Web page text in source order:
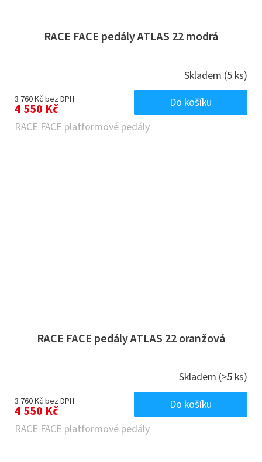
RACE FACE pedály ATLAS 22 modrá
Skladem (5 ks)
3 760 Kč bez DPH
4 550 Kč
Do košíku
RACE FACE platformové pedály
RACE FACE pedály ATLAS 22 oranžová
Skladem (>5 ks)
3 760 Kč bez DPH
4 550 Kč
Do košíku
RACE FACE platformové pedály